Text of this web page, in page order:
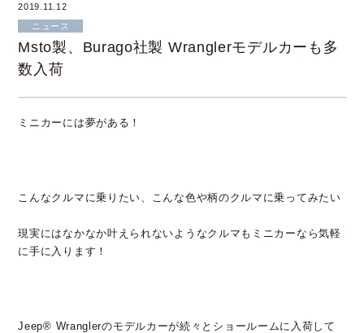
2019.11.12
ニュース
Msto製、Burago社製 Wranglerモデルカーも多
数入荷
ミニカーには夢がある！
こんなクルマに乗りたい、こんな色や柄のクルマに乗ってみたい
現実にはなかなか叶えられないようなクルマもミニカーなら気軽
に手に入ります！
Jeep® Wranglerのモデルカーが続々とショールームに入荷して